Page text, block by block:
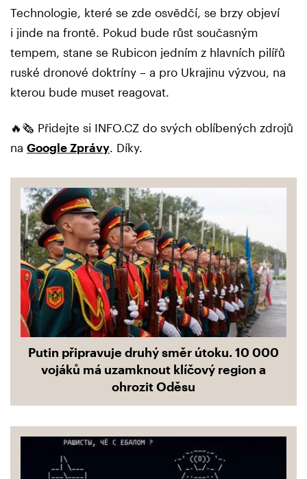
Technologie, které se zde osvědčí, se brzy objeví
i jinde na frontě. Pokud bude růst současným
tempem, stane se Rubicon jedním z hlavních pilířů
ruské dronové doktríny – a pro Ukrajinu výzvou, na
kterou bude muset reagovat.
🔥🗞️ Přidejte si INFO.CZ do svých oblíbených zdrojů
na Google Zprávy . Díky.
Putin připravuje druhý směr útoku. 10 000
vojáků má uzamknout klíčový region a
ohrozit Oděsu